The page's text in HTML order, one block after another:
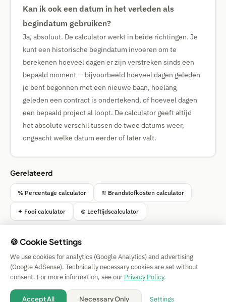
Kan ik ook een datum in het verleden als
begindatum gebruiken?
Ja, absoluut. De calculator werkt in beide richtingen. Je
kunt een historische begindatum invoeren om te
berekenen hoeveel dagen er zijn verstreken sinds een
bepaald moment — bijvoorbeeld hoeveel dagen geleden
je bent begonnen met een nieuwe baan, hoelang
geleden een contract is ondertekend, of hoeveel dagen
een bepaald project al loopt. De calculator geeft altijd
het absolute verschil tussen de twee datums weer,
ongeacht welke datum eerder of later valt.
Gerelateerd
% Percentage calculator ≋ Brandstofkosten calculator
✦ Fooi calculator ⊚ Leeftijdscalculator
Simple Calculator
Impressum
| Privacy | Terms |
🍪 Cookies
💡 Suggest a calculator
🍪 Cookie Settings
We use cookies for analytics (Google Analytics) and advertising
(Google AdSense). Technically necessary cookies are set without
consent. For more information, see our Privacy Policy.
Accept All Necessary Only Settings